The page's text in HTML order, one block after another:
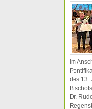
Im
des 13.
Dr.